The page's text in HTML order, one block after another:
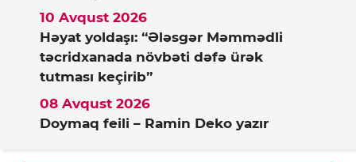
Həyat yoldaşı: “Ələsgər Məmmədli
təcridxanada növbəti dəfə ürək
tutması keçirib”
10 Avqust 2026
Doymaq feili – Ramin Deko yazır
08 Avqust 2026